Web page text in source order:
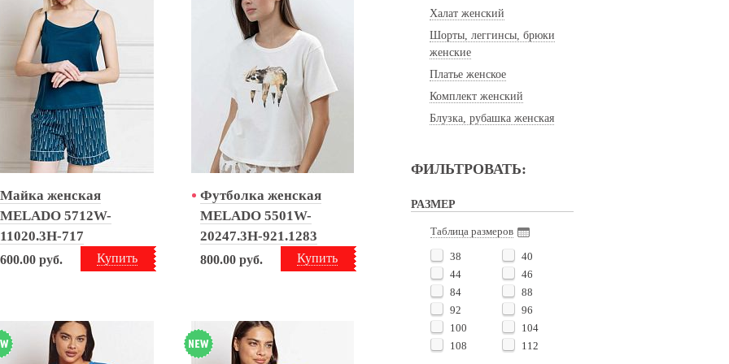
Халат женский
Шорты, леггинсы, брюки
женские
Платье женское
Комплект женский
Блузка, рубашка женская
ФИЛЬТРОВАТЬ:
РАЗМЕР
Таблица размеров
38
40
44
46
84
88
92
96
100
104
108
112
Майка женская
MELADO 5712W-
11020.3H-717
Купить
600.00 руб.
Футболка женская
MELADO 5501W-
20247.3H-921.1283
Купить
800.00 руб.